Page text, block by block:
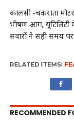
कालसी -चकराता
भीषण आग, यूटिलिटी
सवारों ने सही समय
RELATED ITEMS:
RECOMMENDED